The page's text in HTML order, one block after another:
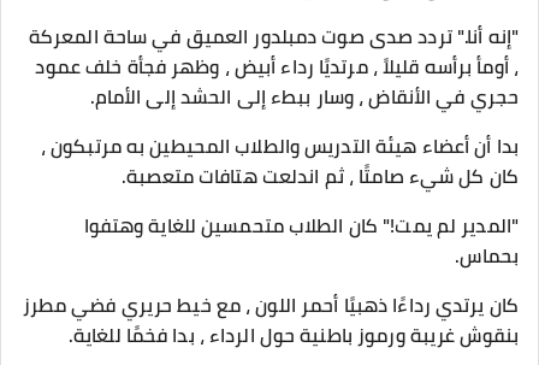
"إنه أنا." تردد صدى صوت دمبلدور العميق في ساحة المعركة
، أومأ برأسه قليلاً ، مرتديًا رداء أبيض ، وظهر فجأة خلف عمود
حجري في الأنقاض ، وسار ببطء إلى الحشد إلى الأمام.
بدا أن أعضاء هيئة التدريس والطلاب المحيطين به مرتبكون ،
كان كل شيء صامتًا ، ثم اندلعت هتافات متعصبة.
"المدير لم يمت!" كان الطلاب متحمسين للغاية وهتفوا
بحماس.
كان يرتدي رداءًا ذهبيًا أحمر اللون ، مع خيط حريري فضي مطرز
بنقوش غريبة ورموز باطنية حول الرداء ، بدا فخمًا للغاية.